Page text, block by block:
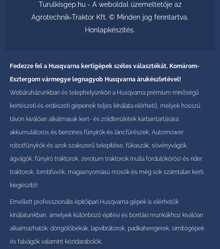
Turulkisgep.hu - A weboldal üzemeltetője az
Agrotechnik-Traktor Kft. © Minden jog fenntartva.
Honlapkészítés.
Fedezze fel a Husqvarna kertigépek széles választékát, Komárom-
Esztergom vármegye legnagyob Husqvarna árukészletével!
Webáruházunkban és telephelyünkön a Husqvarna prémium minőségű
kertészeti és erdészeti gépeinek teljes kínálata elérhető, melyek hosszú
távon kiválóan alkalmasak kert- és zöldterületek karbantartására:
akkumulátoros és benzines fűnyírók és láncfűrészek, Automower
robotfűnyírók és azok szakszerű telepítése, fűkaszák, sövényvágók,
ágvágók, fűnyíró traktorok, zeroturn traktorok (nulla fordulókörös) és rider
traktorok, lombfúvók, magasnyomású mosók és még sok számtalan kerti
kiegészítő!
Emellett professzionális építőipari Husqvarna gépek is elérhetők
kínálatunkban, amelyek különböző építési és bontási munkákhoz kiválóan
alkalmazhatók: döngölőbékák, lapvibrátorok, padkahengerek, simítógépek
és falvágók valamint kézidarabolók.